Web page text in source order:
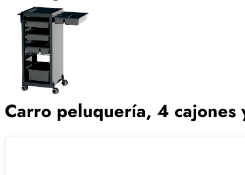
Carro peluquería, 4 cajones